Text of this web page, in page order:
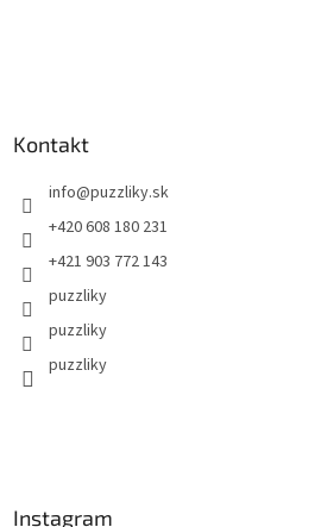
Kontakt
info@puzzliky.sk
+420 608 180 231
+421 903 772 143
puzzliky
puzzliky
puzzliky
Instagram